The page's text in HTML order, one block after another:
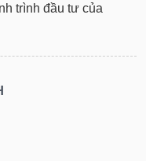
trình đầu tư của